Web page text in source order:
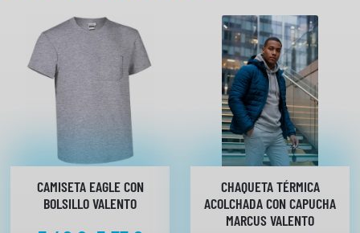
CAMISETA EAGLE CON
BOLSILLO VALENTO
CHAQUETA TÉRMICA
ACOLCHADA CON CAPUCHA
MARCUS VALENTO